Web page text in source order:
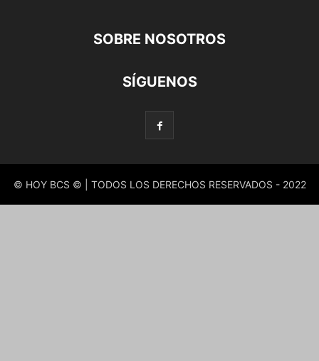
SOBRE NOSOTROS
SÍGUENOS
© HOY BCS © | TODOS LOS DERECHOS RESERVADOS - 2022